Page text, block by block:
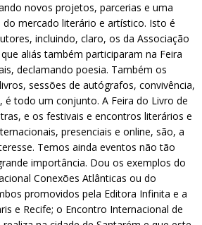
novos projetos, parcerias e uma
do mercado literário e artístico. Isto é
incluindo, claro, os da Associação
aliás também participaram na Feira
declamando poesia. Também os
sessões de autógrafos, convivência,
é todo um conjunto. A Feira do Livro de
e os festivais e encontros literários e
presenciais e online, são, a
Temos ainda eventos não tão
importância. Dou os exemplos do
Conexões Atlânticas ou do
promovidos pela Editora Infinita e a
e Recife; o Encontro Internacional de